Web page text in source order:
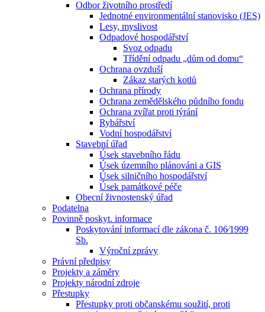
Odbor životního prostředí
Jednotné environmentální stanovisko (JES)
Lesy, myslivost
Odpadové hospodářství
Svoz odpadu
Třídění odpadu „dům od domu“
Ochrana ovzduší
Zákaz starých kotlů
Ochrana přírody
Ochrana zemědělského půdního fondu
Ochrana zvířat proti týrání
Rybářství
Vodní hospodářství
Stavební úřad
Úsek stavebního řádu
Úsek územního plánováni a GIS
Úsek silničního hospodářství
Úsek památkové péče
Obecní živnostenský úřad
Podatelna
Povinně poskyt. informace
Poskytování informací dle zákona č. 106⁄1999
Sb.
Výroční zprávy
Právní předpisy
Projekty a záměry
Projekty národní zdroje
Přestupky
Přestupky proti občanskému soužití, proti